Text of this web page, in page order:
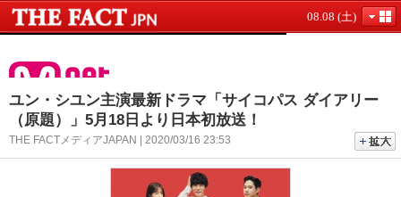
08.08 (土)
ユン・シユン主演最新ドラマ「サイコパス ダイアリー
（原題）」5月18日より日本初放送！
THE FACTメディアJAPAN | 2020/03/16 23:53